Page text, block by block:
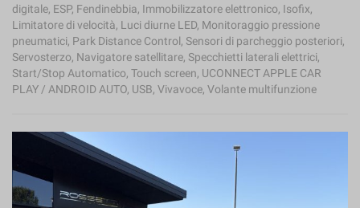
digitale, ESP, Fendinebbia, Immobilizzatore elettronico, Isofix,
Limitatore di velocità, Luci diurne LED, Monitoraggio pressione
pneumatici, Park Distance Control, Sensori di parcheggio posteriori,
Servosterzo, Navigatore satellitare, Specchietti laterali elettrici,
Start/Stop Automatico, Touch screen, UCONNECT APPLE CAR
PLAY / ANDROID AUTO, USB, Vivavoce, Volante multifunzione